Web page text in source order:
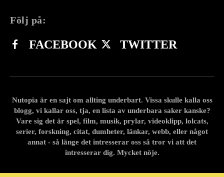
Följ på:
FACEBOOK TWITTER
Nutopia är en sajt om allting underbart. Vissa skulle kalla oss
blogg, vi kallar oss, tja, en lista av underbara saker kanske?
Vare sig det är spel, film, musik, prylar, videoklipp, lolcats,
serier, forskning, citat, dumheter, länkar, webb, eller något
annat - så länge det intresserar oss så tror vi att det
intresserar dig. Mycket nöje.